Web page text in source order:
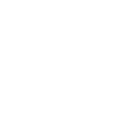
tareas.
opciones disponibles.
tu trabajo y mejorar
el equilibrio
de banco
garantiza